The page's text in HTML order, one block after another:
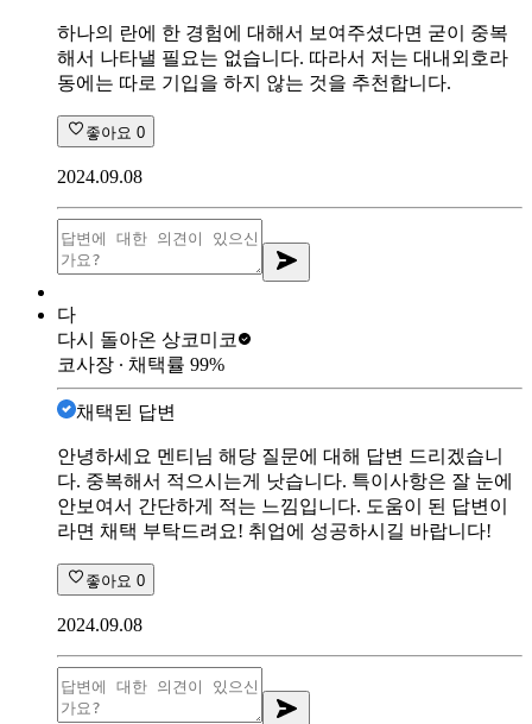
하나의 란에 한 경험에 대해서 보여주셨다면 굳이 중복
해서 나타낼 필요는 없습니다. 따라서 저는 대내외호라
동에는 따로 기입을 하지 않는 것을 추천합니다.
좋아요 0
2024.09.08
다
다시 돌아온 상코미코
코사장 ∙ 채택률 99%
채택된 답변
안녕하세요 멘티님 해당 질문에 대해 답변 드리겠습니
다. 중복해서 적으시는게 낫습니다. 특이사항은 잘 눈에
안보여서 간단하게 적는 느낌입니다. 도움이 된 답변이
라면 채택 부탁드려요! 취업에 성공하시길 바랍니다!
좋아요 0
2024.09.08